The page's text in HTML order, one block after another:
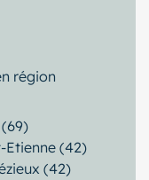
région
Etienne (42)
(42)